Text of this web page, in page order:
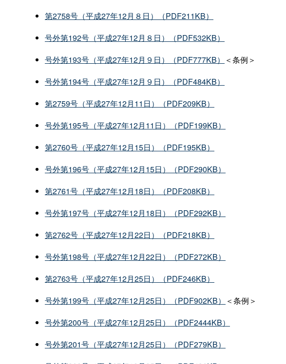
第2758号（平成27年12月８日）（PDF211KB）
号外第192号（平成27年12月８日）（PDF532KB）
号外第193号（平成27年12月９日）（PDF777KB）
＜条例＞
号外第194号（平成27年12月９日）（PDF484KB）
第2759号（平成27年12月11日）（PDF209KB）
号外第195号（平成27年12月11日）（PDF199KB）
第2760号（平成27年12月15日）（PDF195KB）
号外第196号（平成27年12月15日）（PDF290KB）
第2761号（平成27年12月18日）（PDF208KB）
号外第197号（平成27年12月18日）（PDF292KB）
第2762号（平成27年12月22日）（PDF218KB）
号外第198号（平成27年12月22日）（PDF272KB）
第2763号（平成27年12月25日）（PDF246KB）
号外第199号（平成27年12月25日）（PDF902KB）
＜条例＞
号外第200号（平成27年12月25日）（PDF2444KB）
号外第201号（平成27年12月25日）（PDF279KB）